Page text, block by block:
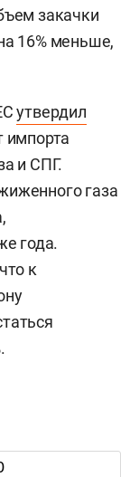
закачки
16% меньше,
утвердил
импорта
и СПГ.
газа
года.
к